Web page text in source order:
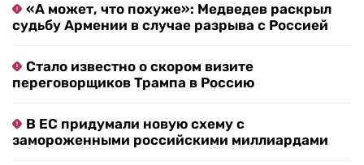
«А может, что похуже»: Медведев раскрыл
судьбу Армении в случае разрыва с Россией
Стало известно о скором визите
переговорщиков Трампа в Россию
В ЕС придумали новую схему с
замороженными российскими миллиардами